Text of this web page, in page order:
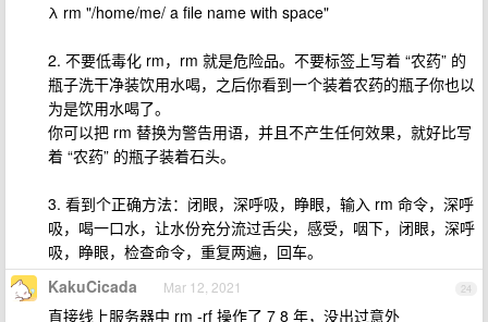
λ rm "/home/me/ a file name with space"
2. 不要低毒化 rm，rm 就是危险品。不要标签上写着 “农药” 的
瓶子洗干净装饮用水喝，之后你看到一个装着农药的瓶子你也以
为是饮用水喝了。
你可以把 rm 替换为警告用语，并且不产生任何效果，就好比写
着 “农药” 的瓶子装着石头。
3. 看到个正确方法：闭眼，深呼吸，睁眼，输入 rm 命令，深呼
吸，喝一口水，让水份充分流过舌尖，感受，咽下，闭眼，深呼
吸，睁眼，检查命令，重复两遍，回车。
24
KakuCicada Mar 12, 2021
直接线上服务器中 rm -rf 操作了 7 8 年，没出过意外